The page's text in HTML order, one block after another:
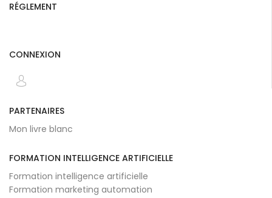
RÉGLEMENT
CONNEXION
PARTENAIRES
Mon livre blanc
FORMATION INTELLIGENCE ARTIFICIELLE
Formation intelligence artificielle
Formation marketing automation